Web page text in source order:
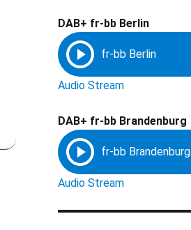
DAB+ fr-bb Berlin
Audio Stream
DAB+ fr-bb Brandenburg
Audio Stream